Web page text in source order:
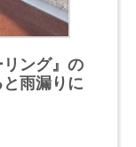
ング』の
雨漏りに